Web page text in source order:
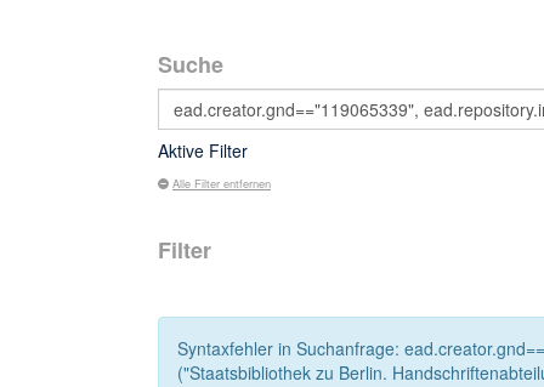
Suche
Aktive Filter
Alle Filter entfernen
Filter
Syntaxfehler in Suchanfrage:
("Staatsbibliothek zu Berlin.